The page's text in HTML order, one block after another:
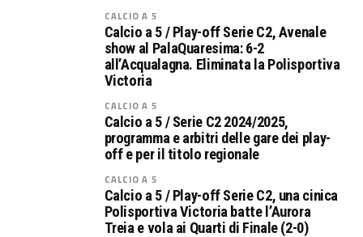
CALCIO A 5
Calcio a 5 / Play-off Serie C2, Avenale
show al PalaQuaresima: 6-2
all’Acqualagna. Eliminata la Polisportiva
Victoria
CALCIO A 5
Calcio a 5 / Serie C2 2024/2025,
programma e arbitri delle gare dei play-
off e per il titolo regionale
CALCIO A 5
Calcio a 5 / Play-off Serie C2, una cinica
Polisportiva Victoria batte l’Aurora
Treia e vola ai Quarti di Finale (2-0)